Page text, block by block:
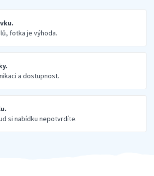
fotka je výhoda.
a dostupnost.
si nabídku nepotvrdíte.